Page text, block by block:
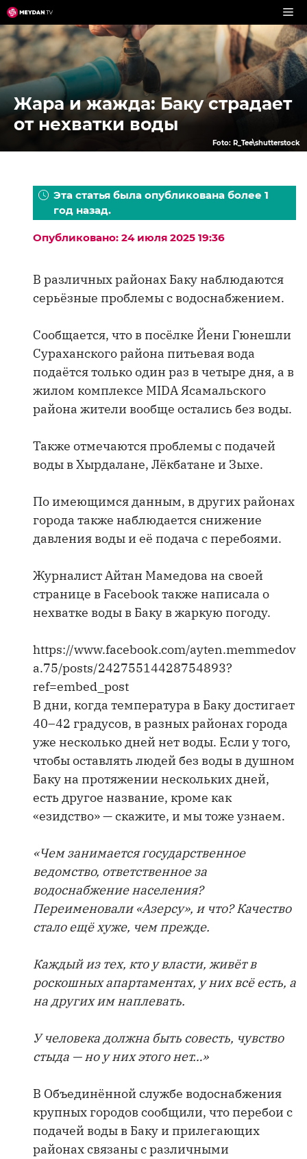
Перейти
к
содержимому
Жара и жажда: Баку страдает
от нехватки воды
Foto: R_Tee\shutterstock
Эта статья была опубликована более 1
год назад.
Опубликовано: 24 июля 2025 19:36
В различных районах Баку наблюдаются
серьёзные проблемы с водоснабжением.
Сообщается, что в посёлке Йени Гюнешли
Сураханского района питьевая вода
подаётся только один раз в четыре дня, а в
жилом комплексе MIDA Ясамальского
района жители вообще остались без воды.
Также отмечаются проблемы с подачей
воды в Хырдалане, Лёкбатане и Зыхе.
По имеющимся данным, в других районах
города также наблюдается снижение
давления воды и её подача с перебоями.
Журналист Айтан Мамедова на своей
странице в Facebook также написала о
нехватке воды в Баку в жаркую погоду.
https://www.facebook.com/ayten.memmedov
a.75/posts/24275514428754893?
ref=embed_post
В дни, когда температура в Баку достигает
40–42 градусов, в разных районах города
уже несколько дней нет воды. Если у того,
чтобы оставлять людей без воды в душном
Баку на протяжении нескольких дней,
есть другое название, кроме как
«езидство» — скажите, и мы тоже узнаем.
«Чем занимается государственное
ведомство, ответственное за
водоснабжение населения?
Переименовали «Азерсу», и что? Качество
стало ещё хуже, чем прежде.
Каждый из тех, кто у власти, живёт в
роскошных апартаментах, у них всё есть, а
на других им наплевать.
У человека должна быть совесть, чувство
стыда — но у них этого нет…»
В Объединённой службе водоснабжения
крупных городов сообщили, что перебои с
подачей воды в Баку и прилегающих
районах связаны с различными